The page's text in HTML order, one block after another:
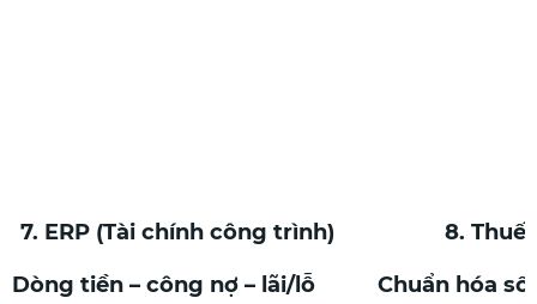
7. ERP (Tài chính công trình)
Dòng tiền – công nợ – lãi/lỗ
8. Thuế
Chuẩn hóa